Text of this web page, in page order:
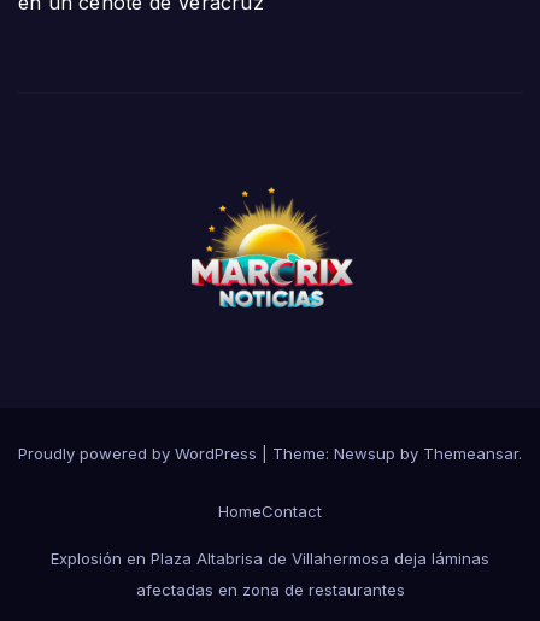
Proudly powered by WordPress Theme: Newsup by Themeansar.
HomeContact
Explosión en Plaza Altabrisa de Villahermosa deja láminas
afectadas en zona de restaurantes